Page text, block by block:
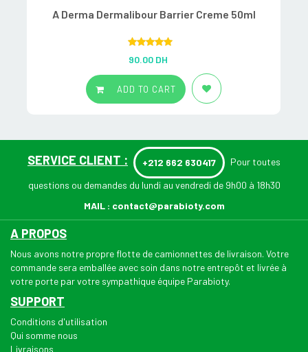
A Derma Dermalibour Barrier Creme 50ml
out of 5
90.00 DH
ADD TO CART
SERVICE CLIENT : +212 662 630417 Pour toutes
questions ou demandes du lundi au vendredi de 9h00 à 18h30
MAIL : contact@parabioty.com
A PROPOS
Nous avons notre propre flotte de camionnettes de livraison. Votre
commande sera emballée avec soin dans notre entrepôt et livrée à
votre porte par votre sympathique équipe Parabioty.
SUPPORT
Conditions d'utilisation
Qui somme nous
Livraisons